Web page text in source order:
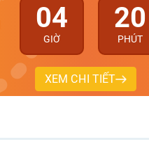
04
GIỜ
20
PHÚT
XEM CHI TIẾT